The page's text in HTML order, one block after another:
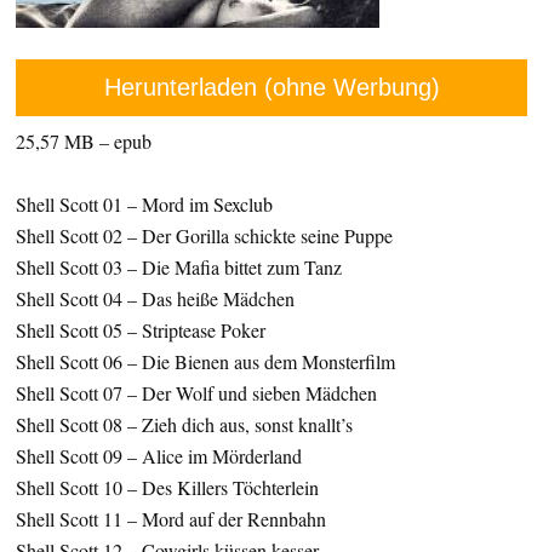
Herunterladen (ohne Werbung)
25,57 MB – epub
Shell Scott 01 – Mord im Sexclub
Shell Scott 02 – Der Gorilla schickte seine Puppe
Shell Scott 03 – Die Mafia bittet zum Tanz
Shell Scott 04 – Das heiße Mädchen
Shell Scott 05 – Striptease Poker
Shell Scott 06 – Die Bienen aus dem Monsterfilm
Shell Scott 07 – Der Wolf und sieben Mädchen
Shell Scott 08 – Zieh dich aus, sonst knallt’s
Shell Scott 09 – Alice im Mörderland
Shell Scott 10 – Des Killers Töchterlein
Shell Scott 11 – Mord auf der Rennbahn